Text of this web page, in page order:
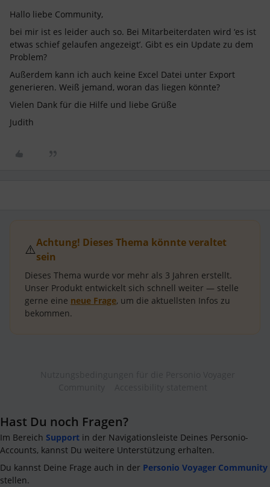
Hallo liebe Community,
bei mir ist es leider auch so. Bei Mitarbeiterdaten wird ‘es ist
etwas schief gelaufen angezeigt’. Gibt es ein Update zu dem
Problem?
Außerdem kann ich auch keine Excel Datei unter Export
generieren. Weiß jemand, woran das liegen könnte?
Vielen Dank für die Hilfe und liebe Grüße
Judith
⚠️Achtung! Dieses Thema könnte veraltet
sein
Dieses Thema wurde vor mehr als 3 Jahren erstellt.
Unser Produkt entwickelt sich schnell weiter — stelle
gerne eine neue Frage, um die aktuellsten Infos zu
bekommen.
Hast Du noch Fragen?
Im Bereich Support in der Navigationsleiste Deines Personio-
Accounts, kannst Du weitere Unterstützung erhalten.
Du kannst Deine Frage auch in der Personio Voyager Community
stellen.